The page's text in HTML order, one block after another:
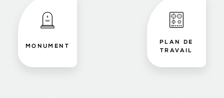
MONUMENT
PLAN DE
TRAVAIL